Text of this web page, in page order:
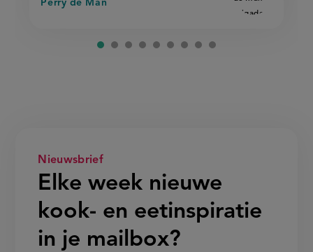
Perry de Man
Nieuwsbrief
Elke week nieuwe
kook- en eetinspiratie
in je mailbox?